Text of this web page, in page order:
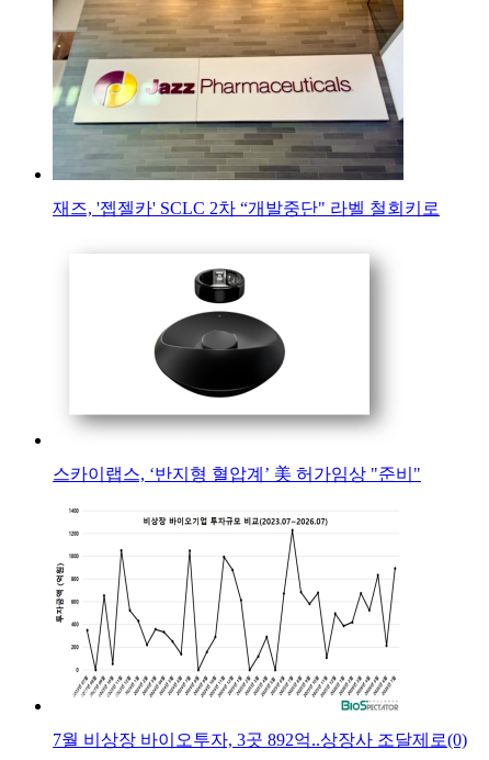
재즈, '젭젤카' SCLC 2차 “개발중단" 라벨 철회키로
스카이랩스, ‘반지형 혈압계’ 美 허가임상 "준비"
7월 비상장 바이오투자, 3곳 892억..상장사 조달제로(0)